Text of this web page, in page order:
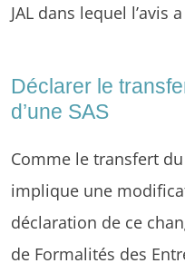
JAL dans lequel l’avis
Déclarer le
d’une SAS
Comme le transfert du
implique une
déclaration de ce
de Formalités des